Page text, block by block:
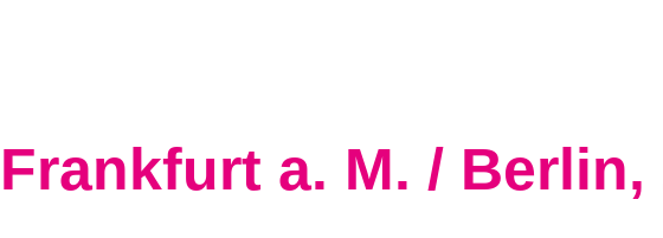
Frankfurt a. M. / Berlin,